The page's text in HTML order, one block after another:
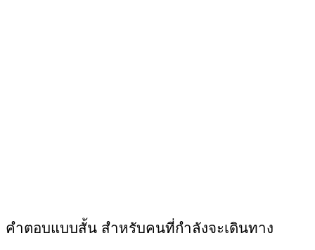
คำตอบแบบสั้น สำหรับคนที่กำลังจะเดินทาง